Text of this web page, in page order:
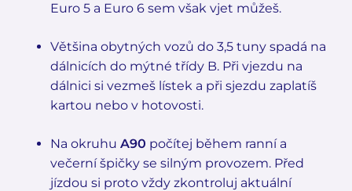
Euro 5 a Euro 6 sem však vjet můžeš.
Většina obytných vozů do 3,5 tuny spadá na
dálnicích do mýtné třídy B. Při vjezdu na
dálnici si vezmeš lístek a při sjezdu zaplatíš
kartou nebo v hotovosti.
Na okruhu A90 počítej během ranní a
večerní špičky se silným provozem. Před
jízdou si proto vždy zkontroluj aktuální